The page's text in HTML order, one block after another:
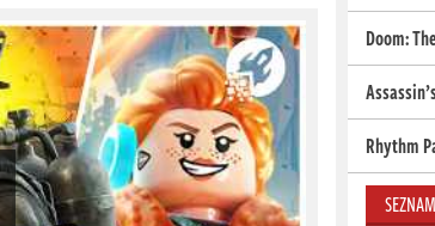
Doom:
Rhythm